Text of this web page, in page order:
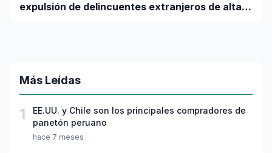
expulsión de delincuentes extranjeros de alta
Más Leídas
1
EE.UU. y Chile son los principales compradores de
panetón peruano
hace 7 meses